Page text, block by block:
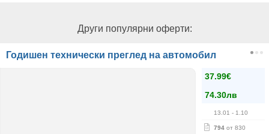
Други популярни оферти:
Годишен технически преглед на автомобил
37.99€
74.30лв
13.01 - 1.10
794 от 830